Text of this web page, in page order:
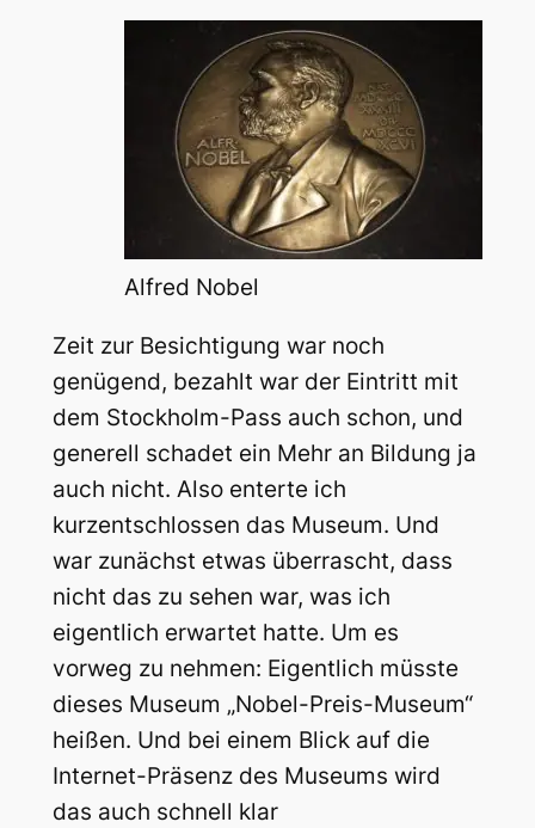
Alfred Nobel
Zeit zur Besichtigung war noch
genügend, bezahlt war der Eintritt mit
dem Stockholm-Pass auch schon, und
generell schadet ein Mehr an Bildung ja
auch nicht. Also enterte ich
kurzentschlossen das Museum. Und
war zunächst etwas überrascht, dass
nicht das zu sehen war, was ich
eigentlich erwartet hatte. Um es
vorweg zu nehmen: Eigentlich müsste
dieses Museum „Nobel-Preis-Museum“
heißen. Und bei einem Blick auf die
Internet-Präsenz des Museums wird
das auch schnell klar